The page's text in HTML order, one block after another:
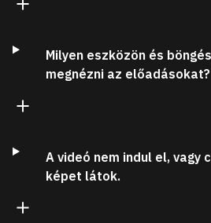
Milyen eszközön és
megnézni az előadásokat?
A videó nem indul el, vagy
képet látok.